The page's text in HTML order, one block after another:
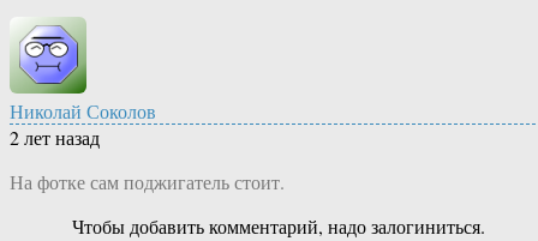
Николай Соколов
2 лет назад
На фотке сам поджигатель стоит.
Чтобы добавить комментарий, надо залогиниться.